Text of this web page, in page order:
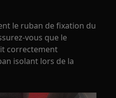
le ruban de fixation du
vous que le
correctement
isolant lors de la